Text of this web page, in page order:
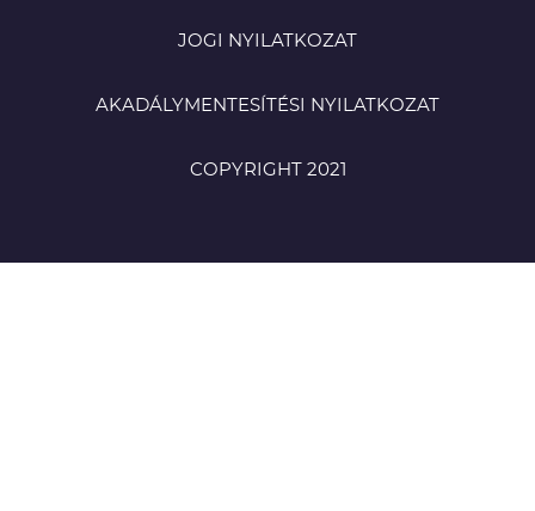
JOGI NYILATKOZAT
AKADÁLYMENTESÍTÉSI NYILATKOZAT
COPYRIGHT 2021